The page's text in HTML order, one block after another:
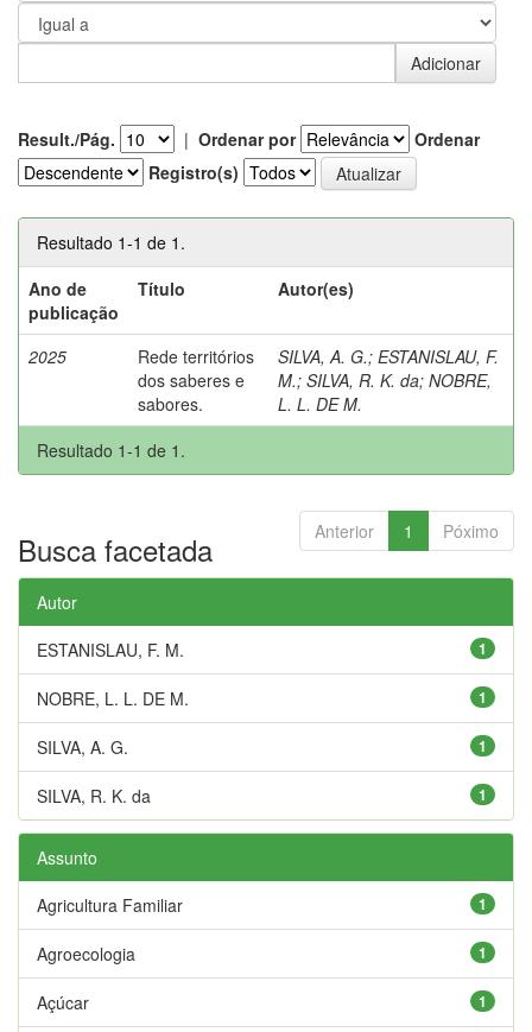
Result./Pág. | Ordenar por
Ordenar
Registro(s)
Resultado 1-1 de 1.
Ano de
publicação
Título Autor(es)
2025
Rede territórios
dos saberes e
sabores.
SILVA, A. G.; ESTANISLAU, F.
M.; SILVA, R. K. da; NOBRE,
L. L. DE M.
Resultado 1-1 de 1.
Anterior 1 Póximo
Busca facetada
Autor
1
ESTANISLAU, F. M.
1
NOBRE, L. L. DE M.
1
SILVA, A. G.
1
SILVA, R. K. da
Assunto
1
Agricultura Familiar
1
Agroecologia
1
Açúcar